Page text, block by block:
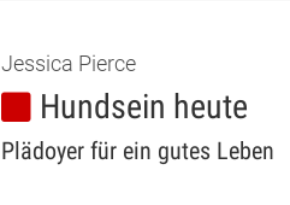
Jessica Pierce
Hundsein heute
Plädoyer für ein gutes Leben